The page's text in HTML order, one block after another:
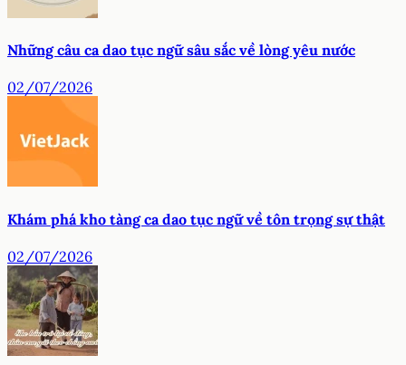
Những câu ca dao tục ngữ sâu sắc về lòng yêu nước
02/07/2026
Khám phá kho tàng ca dao tục ngữ về tôn trọng sự thật
02/07/2026